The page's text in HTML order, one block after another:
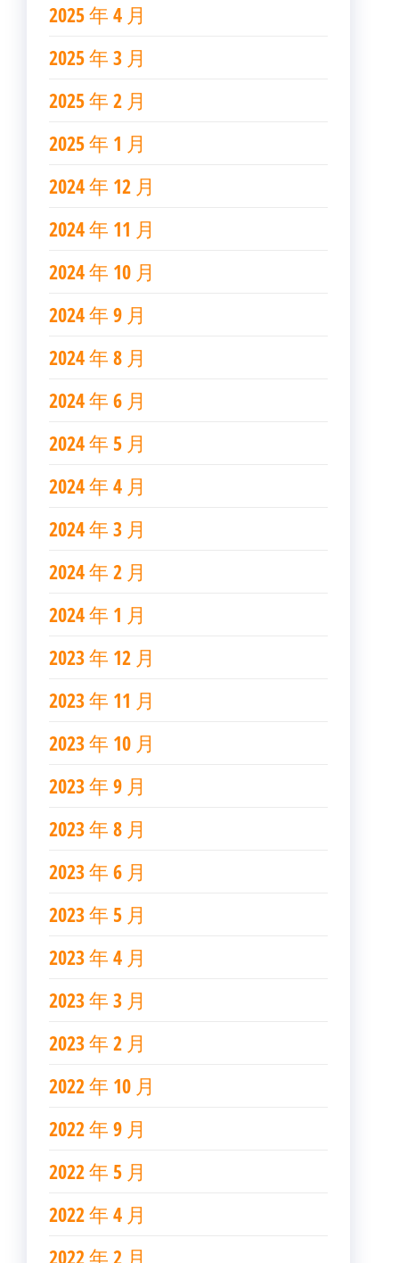
2025 年 4 月
2025 年 3 月
2025 年 2 月
2025 年 1 月
2024 年 12 月
2024 年 11 月
2024 年 10 月
2024 年 9 月
2024 年 8 月
2024 年 6 月
2024 年 5 月
2024 年 4 月
2024 年 3 月
2024 年 2 月
2024 年 1 月
2023 年 12 月
2023 年 11 月
2023 年 10 月
2023 年 9 月
2023 年 8 月
2023 年 6 月
2023 年 5 月
2023 年 4 月
2023 年 3 月
2023 年 2 月
2022 年 10 月
2022 年 9 月
2022 年 5 月
2022 年 4 月
2022 年 2 月